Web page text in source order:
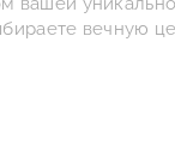
вечную